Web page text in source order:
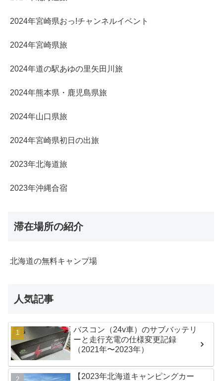
2024年宮崎県おっ!チャンネルイベント
2024年宮崎県旅
2024年道の駅あゆの里矢田川旅
2024年熊本県・鹿児島県旅
2024年山口県旅
2024年宮崎県初日の出旅
2023年北海道旅
2023年沖縄合宿
滞在場所の紹介
北海道の無料キャンプ場
人気記事
バスコン（24v車）のサブバッテリ
ーと走行充電の仕様変更記録
（2021年〜2023年）
【2023年北海道キャンピングカー